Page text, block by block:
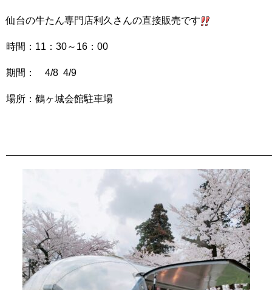
仙台の牛たん専門店利久さんの直接販売です
時間：11：30～16：00
期間： 4/8 4/9
場所：鶴ヶ城会館駐車場